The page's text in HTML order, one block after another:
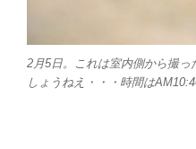
2月5日。これは室内側から撮
しょうねえ・・・時間は